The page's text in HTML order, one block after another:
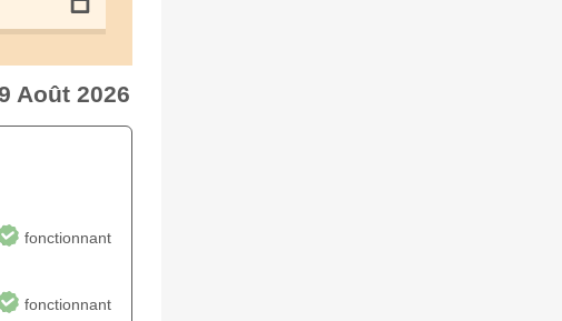
Août 2026
fonctionnant
fonctionnant